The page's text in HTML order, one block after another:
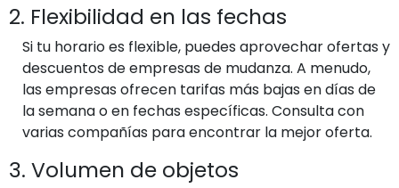
2. Flexibilidad en las fechas
Si tu horario es flexible, puedes aprovechar ofertas y
descuentos de empresas de mudanza. A menudo,
las empresas ofrecen tarifas más bajas en días de
la semana o en fechas específicas. Consulta con
varias compañías para encontrar la mejor oferta.
3. Volumen de objetos